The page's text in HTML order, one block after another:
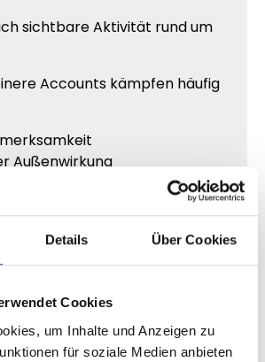
Details Über Cookies
Cookies
um Inhalte und Anzeigen zu
für soziale Medien anbieten
sichtbare Aktivität rund um
Accounts kämpfen häufig
Außenwirkung
können sichtbare Profilaufrufe
Unterschied machen.
Vertrauen